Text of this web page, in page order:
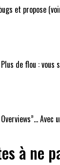
et propose
de flou : vous
à ne